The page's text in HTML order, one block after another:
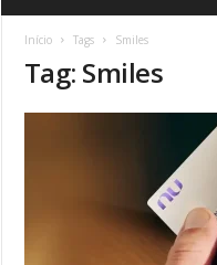
Início Tags Smiles
Tag: Smiles